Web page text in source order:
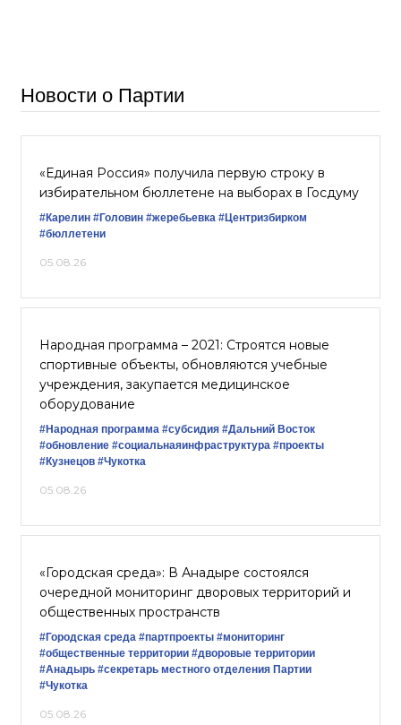
Новости о Партии
«Единая Россия» получила первую строку в
избирательном бюллетене на выборах в Госдуму
#Карелин #Головин #жеребьевка #Центризбирком
#бюллетени
05.08.26
Народная программа – 2021: Строятся новые
спортивные объекты, обновляются учебные
учреждения, закупается медицинское
оборудование
#Народная программа #субсидия #Дальний Восток
#обновление #социальнаяинфраструктура #проекты
#Кузнецов #Чукотка
05.08.26
«Городская среда»: В Анадыре состоялся
очередной мониторинг дворовых территорий и
общественных пространств
#Городская среда #партпроекты #мониторинг
#общественные территории #дворовые территории
#Анадырь #секретарь местного отделения Партии
#Чукотка
05.08.26